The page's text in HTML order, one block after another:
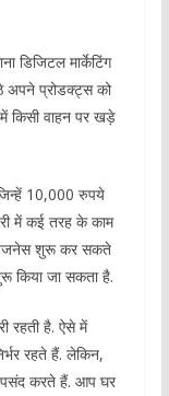
डिजिटल मार्केटिंग
अपने प्रोडक्ट्स को
किसी वाहन पर खड़े
10,000 रुपये
में कई तरह के काम
शुरू कर सकते
किया जा सकता है.
रहती है. ऐसे में
रहते हैं. लेकिन,
पसंद करते हैं. आप घर